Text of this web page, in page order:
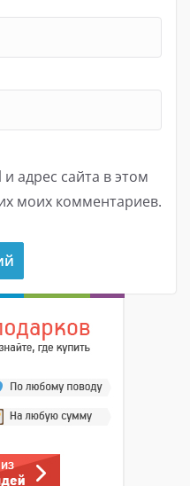
адрес сайта в этом
моих комментариев.